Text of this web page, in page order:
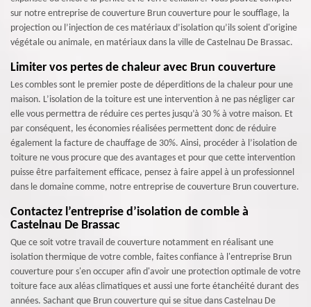
sur notre entreprise de couverture Brun couverture pour le soufflage, la
projection ou l’injection de ces matériaux d’isolation qu’ils soient d'origine
végétale ou animale, en matériaux dans la ville de Castelnau De Brassac.
Limiter vos pertes de chaleur avec Brun couverture
Les combles sont le premier poste de déperditions de la chaleur pour une
maison. L’isolation de la toiture est une intervention à ne pas négliger car
elle vous permettra de réduire ces pertes jusqu’à 30 % à votre maison. Et
par conséquent, les économies réalisées permettent donc de réduire
également la facture de chauffage de 30%. Ainsi, procéder à l’isolation de
toiture ne vous procure que des avantages et pour que cette intervention
puisse être parfaitement efficace, pensez à faire appel à un professionnel
dans le domaine comme, notre entreprise de couverture Brun couverture.
Contactez l’entreprise d’isolation de comble à
Castelnau De Brassac
Que ce soit votre travail de couverture notamment en réalisant une
isolation thermique de votre comble, faites confiance à l'entreprise Brun
couverture pour s'en occuper afin d'avoir une protection optimale de votre
toiture face aux aléas climatiques et aussi une forte étanchéité durant des
années. Sachant que Brun couverture qui se situe dans Castelnau De